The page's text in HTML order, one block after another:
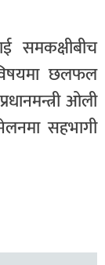
समकक्षीबीच
छलफल
ओली
सहभागी